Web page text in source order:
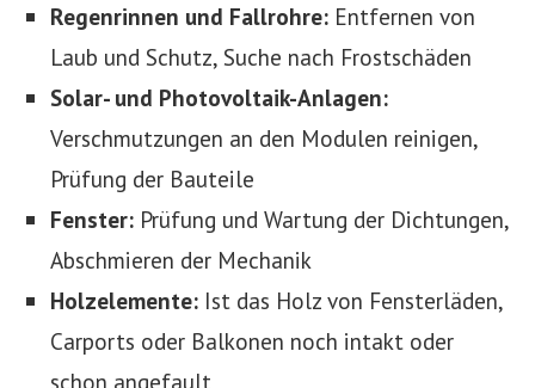
Regenrinnen und Fallrohre: Entfernen von
Laub und Schutz, Suche nach Frostschäden
Solar- und Photovoltaik-Anlagen:
Verschmutzungen an den Modulen reinigen,
Prüfung der Bauteile
Fenster: Prüfung und Wartung der Dichtungen,
Abschmieren der Mechanik
Holzelemente: Ist das Holz von Fensterläden,
Carports oder Balkonen noch intakt oder
schon angefault